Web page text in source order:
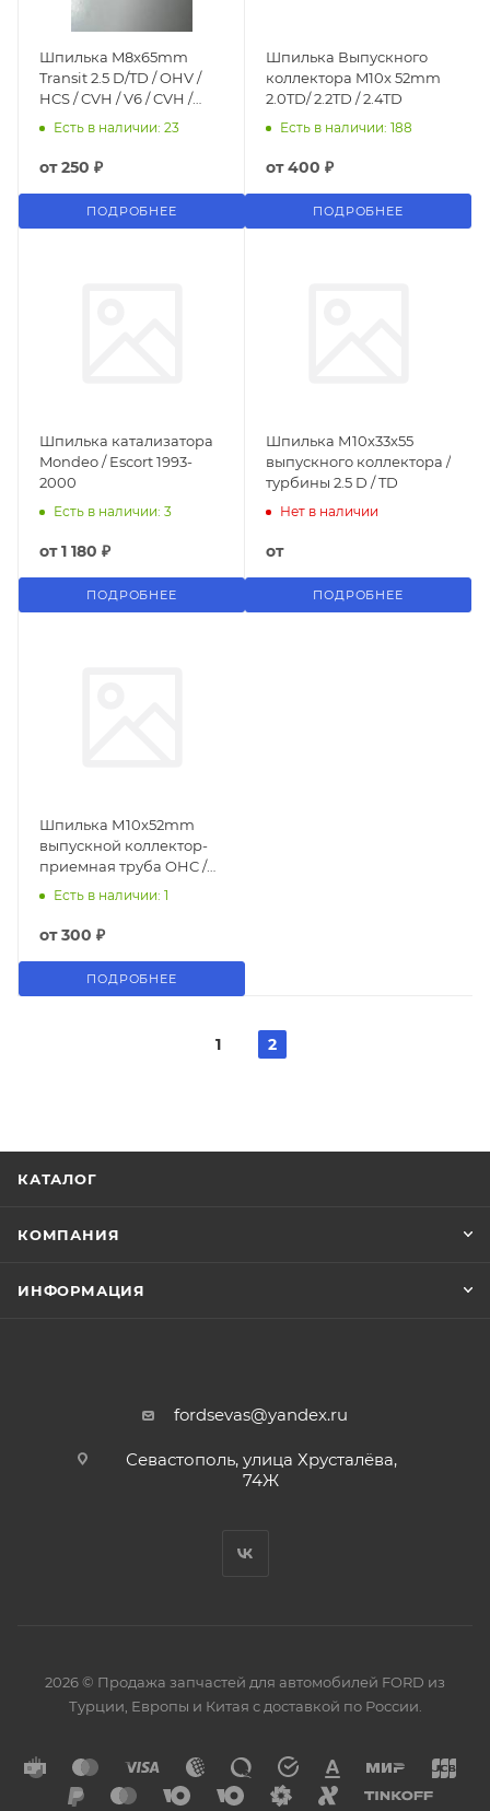
Шпилька M8x65mm
Transit 2.5 D/TD / OHV /
HCS / CVH / V6 / CVH /
Zetec
Есть в наличии: 23
от250 ₽
ПОДРОБНЕЕ
Шпилька Выпускного
коллектора M10x 52mm
2.0TD/ 2.2TD / 2.4TD
Есть в наличии: 188
от400 ₽
ПОДРОБНЕЕ
Шпилька катализатора
Mondeo / Escort 1993-
2000
Есть в наличии: 3
от1 180 ₽
ПОДРОБНЕЕ
Шпилька М10x33x55
выпускного коллектора /
турбины 2.5 D / TD
Нет в наличии
от
ПОДРОБНЕЕ
Шпилька М10x52mm
выпускной коллектор-
приемная труба OHC /
DOHC / 2.5D
Есть в наличии: 1
от300 ₽
ПОДРОБНЕЕ
1 2
КАТАЛОГ
КОМПАНИЯ
ИНФОРМАЦИЯ
fordsevas@yandex.ru
Севастополь, улица Хрусталёва,
74Ж
2026 © Продажа запчастей для автомобилей FORD из
Турции, Европы и Китая с доставкой по России.